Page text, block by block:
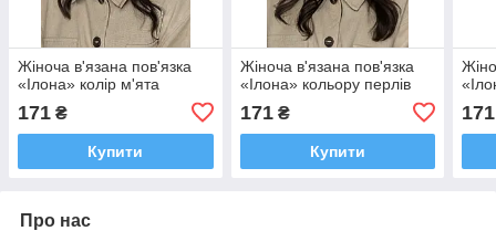
Жіноча в'язана пов'язка
«Ілона» колір м'ята
171 ₴
Купити
Жіноча в'язана пов'язка
«Ілона» кольору перлів
171₴
Купити
171
Про нас